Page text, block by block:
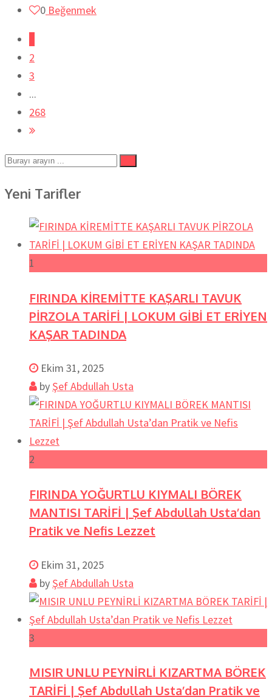
0 Beğenmek
2
3
...
268
Yeni Tarifler
1
FIRINDA KİREMİTTE KAŞARLI TAVUK
PİRZOLA TARİFİ | LOKUM GİBİ ET ERİYEN
KAŞAR TADINDA
Ekim 31, 2025
by Şef Abdullah Usta
2
FIRINDA YOĞURTLU KIYMALI BÖREK
MANTISI TARİFİ | Şef Abdullah Usta’dan
Pratik ve Nefis Lezzet
Ekim 31, 2025
by Şef Abdullah Usta
3
MISIR UNLU PEYNİRLİ KIZARTMA BÖREK
TARİFİ | Şef Abdullah Usta’dan Pratik ve